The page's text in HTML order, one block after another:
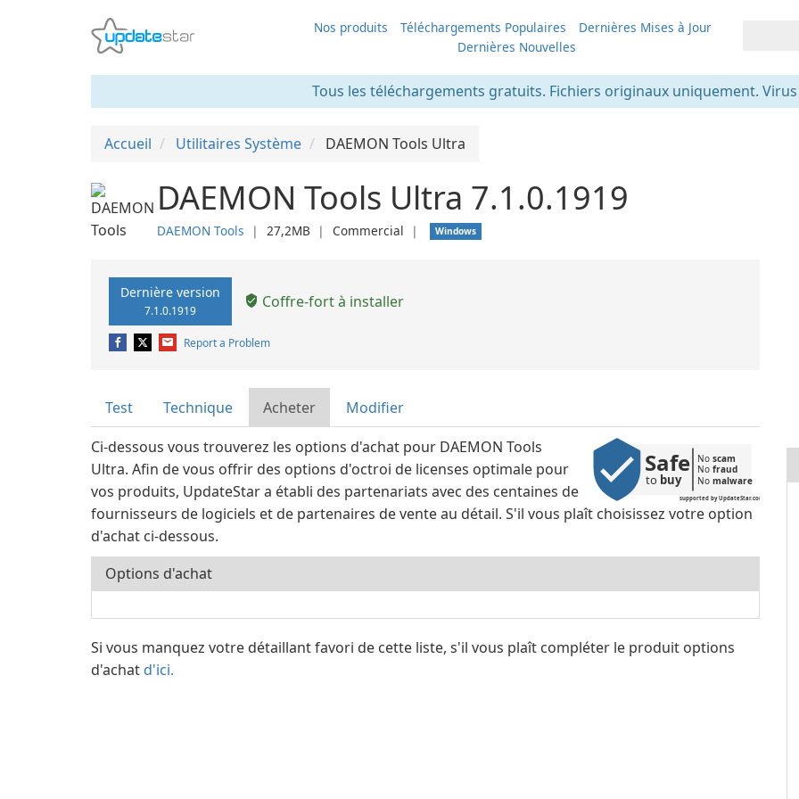
Nos produits Téléchargements Populaires
Dernières Mises à Jour
Dernières Nouvelles
Tous les téléchargements gratuits. Fichiers originaux uniquement.
Accueil Utilitaires Système DAEMON Tools Ultra
DAEMON Tools Ultra 7.1.0.1919
DAEMON Tools ❘ 27,2MB ❘ Commercial ❘ Windows
Dernière version
7.1.0.1919 Coffre-fort à installer
Report a Problem
Test Technique Acheter Modifier
supported by UpdateStar.com
Safe
to buy
No scam
No fraud
No malware
Ci-dessous vous trouverez les options d'achat pour DAEMON Tools
Ultra. Afin de vous offrir des options d'octroi de licenses optimale pour
vos produits, UpdateStar a établi des partenariats avec des centaines de
fournisseurs de logiciels et de partenaires de vente au détail. S'il vous plaît choisissez votre option
d'achat ci-dessous.
Options d'achat
Si vous manquez votre détaillant favori de cette liste, s'il vous plaît compléter le produit options
d'achat d'ici.